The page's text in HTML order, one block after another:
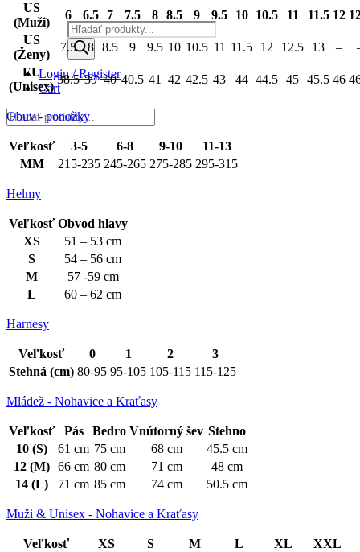
Products
search
Login / Register
Cart
US
(Muži)
6 6.5 7 7.5 8 8.5 9 9.5 10 10.5 11 11.5 12
US
(Ženy)
7.5 8 8.5 9 9.5 10 10.5 11 11.5 12 12.5 13 –
EU
(Unisex)
38.5 39 40 40.5 41 42 42.5 43 44 44.5 45 45.5 46
Obuv - ponožky
Veľkosť 3-5 6-8 9-10
11-13
MM
215-235 245-265 275-285 295-315
Helmy
Veľkosť Obvod hlavy
XS
51 – 53 cm
S
54 – 56 cm
M
57 -59 cm
L
60 – 62 cm
Harnesy
Veľkosť 0 1 2
3
Stehná (cm) 80-95 95-105 105-115 115-125
Mládež - Nohavice a Kraťasy
Veľkosť Pás Bedro Vnútorný šev Stehno
10 (S)
61 cm 75 cm 68 cm
45.5 cm
12 (M) 66 cm 80 cm 71 cm
48 cm
14 (L)
71 cm 85 cm 74 cm 50.5 cm
Muži & Unisex - Nohavice a Kraťasy
Veľkosť XS S M L XL
XXL